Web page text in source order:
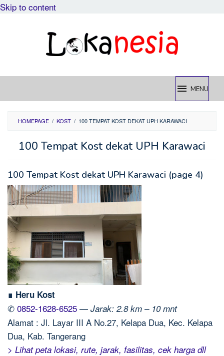
Skip to content
MENU
HOMEPAGE / KOST / 100 TEMPAT KOST DEKAT UPH KARAWACI
100 Tempat Kost dekat UPH Karawaci
100 Tempat Kost dekat UPH Karawaci (page 4)
∎ Heru Kost
✆ 0852-1628-6525 — Jarak: 2.8 km – 10 mnt
Alamat : Jl. Layar III A No.27, Kelapa Dua, Kec. Kelapa
Dua, Kab. Tangerang
> Lihat peta lokasi, rute, jarak, fasilitas, cek harga dll